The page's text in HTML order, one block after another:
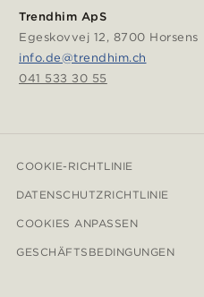
Trendhim ApS
Egeskovvej 12, 8700 Horsens
info.de@trendhim.ch
041 533 30 55
COOKIE-RICHTLINIE
DATENSCHUTZRICHTLINIE
COOKIES ANPASSEN
GESCHÄFTSBEDINGUNGEN